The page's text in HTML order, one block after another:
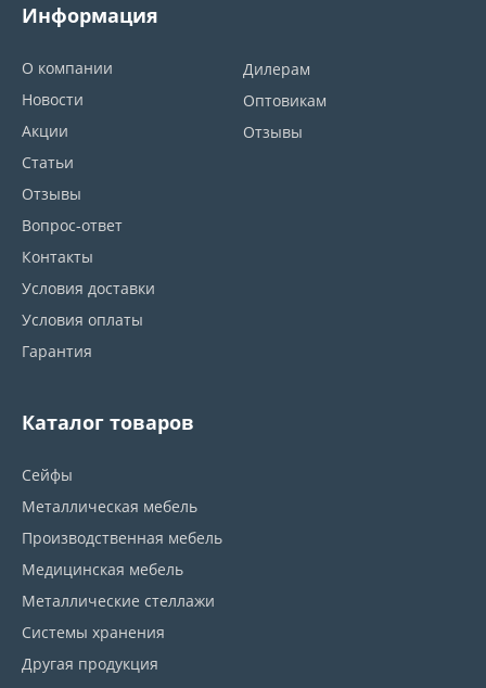
Информация
О компании
Новости
Акции
Статьи
Отзывы
Вопрос-ответ
Контакты
Условия доставки
Условия оплаты
Гарантия
Дилерам
Оптовикам
Отзывы
Каталог товаров
Сейфы
Металлическая мебель
Производственная мебель
Медицинская мебель
Металлические стеллажи
Системы хранения
Другая продукция